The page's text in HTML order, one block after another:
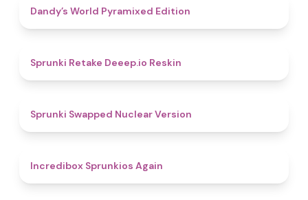
Dandy’s World Pyramixed Edition
Sprunki Retake Deeep.io Reskin
Sprunki Swapped Nuclear Version
Incredibox Sprunkios Again